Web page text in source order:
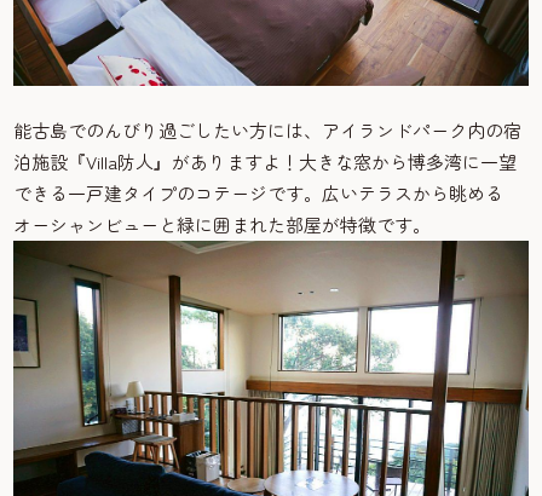
能古島でのんびり過ごしたい方には、アイランドパーク内の宿
泊施設『Villa防人』がありますよ！大きな窓から博多湾に一望
できる一戸建タイプのコテージです。広いテラスから眺める
オーシャンビューと緑に囲まれた部屋が特徴です。